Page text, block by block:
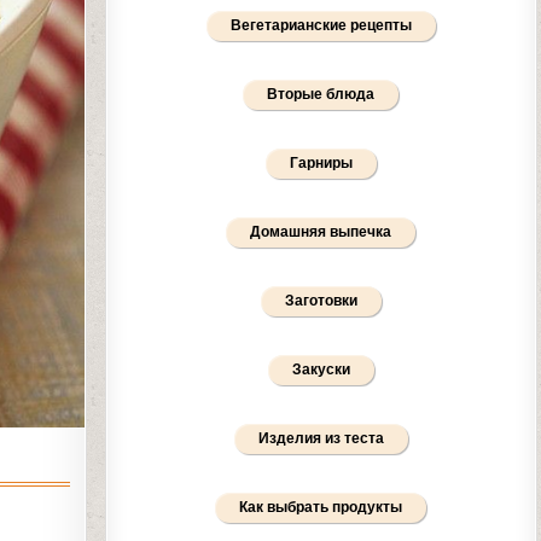
Вегетарианские рецепты
Вторые блюда
Гарниры
Домашняя выпечка
Заготовки
Закуски
Изделия из теста
Как выбрать продукты